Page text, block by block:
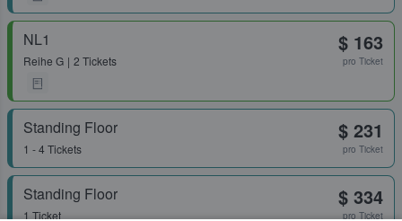
NL1
Reihe G 2 Tickets
$ 163
pro Ticket
Standing Floor
1 - 4 Tickets
$ 231
pro Ticket
Standing Floor
1 Ticket
$ 334
pro Ticket